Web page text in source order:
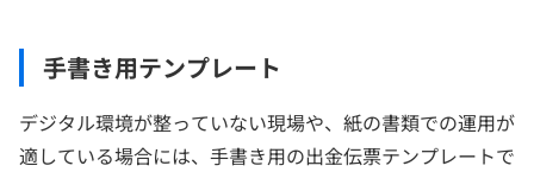
手書き用テンプレート
デジタル環境が整っていない現場や、紙の書類での運用が
適している場合には、手書き用の出金伝票テンプレートで